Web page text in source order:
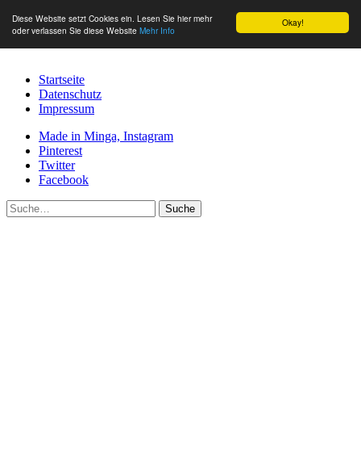
Okay!
Diese Website setzt Cookies ein. Lesen Sie hier mehr
oder verlassen Sie diese Website Mehr Info
Startseite
Datenschutz
Impressum
Made in Minga, Instagram
Pinterest
Twitter
Facebook
Suche